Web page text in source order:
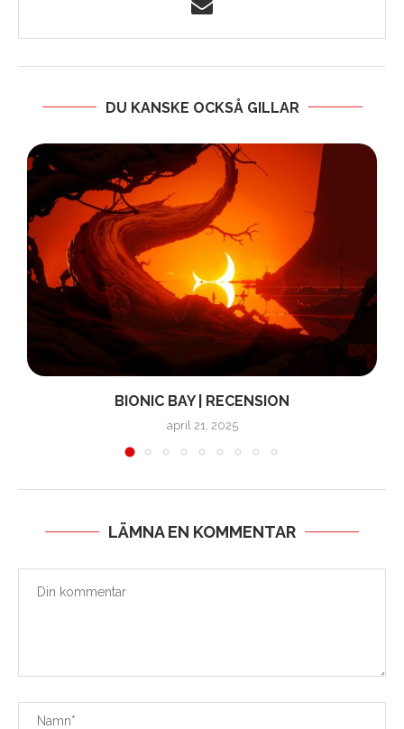
DU KANSKE OCKSÅ GILLAR
BIONIC BAY | RECENSION
april 21, 2025
LÄMNA EN KOMMENTAR